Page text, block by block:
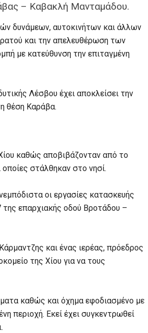
– Καβακλή Μανταμάδου.
δυνάμεων, αυτοκινήτων και άλλων
και την απελευθέρωση των
με κατεύθυνση την επιταγμένη
Λέσβου έχει αποκλείσει την
θέση Καράβα.
καθώς αποβιβάζονταν από το
στάλθηκαν στο νησί.
οι εργασίες κατασκευής
επαρχιακής οδού Βροτάδου –
και ένας ιερέας, πρόεδρος
της Χίου για να τους
καθώς και όχημα εφοδιασμένο με
περιοχή. Εκεί έχει συγκεντρωθεί